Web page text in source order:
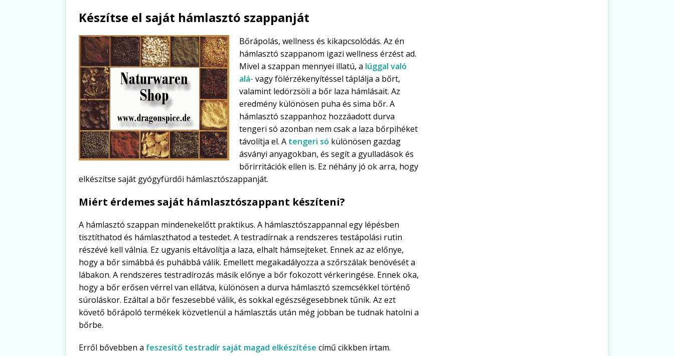
Készítse el saját hámlasztó szappanját
Bőrápolás, wellness és kikapcsolódás. Az én
hámlasztó szappanom igazi wellness érzést ad.
Mivel a szappan mennyei illatú, a lúggal való
alá- vagy fölérzékenyítéssel táplálja a bőrt,
valamint ledörzsöli a bőr laza hámlásait. Az
eredmény különösen puha és sima bőr. A
hámlasztó szappanhoz hozzáadott durva
tengeri só azonban nem csak a laza bőrpihéket
távolítja el. A tengeri só különösen gazdag
ásványi anyagokban, és segít a gyulladások és
bőrirritációk ellen is. Ez néhány jó ok arra, hogy
elkészítse saját gyógyfürdői hámlasztószappanját.
Miért érdemes saját hámlasztószappant készíteni?
A hámlasztó szappan mindenekelőtt praktikus. A hámlasztószappannal egy lépésben
tisztíthatod és hámlaszthatod a testedet. A testradírnak a rendszeres testápolási rutin
részévé kell válnia. Ez ugyanis eltávolítja a laza, elhalt hámsejteket. Ennek az az előnye,
hogy a bőr simábbá és puhábbá válik. Emellett megakadályozza a szőrszálak benövését a
lábakon. A rendszeres testradírozás másik előnye a bőr fokozott vérkeringése. Ennek oka,
hogy a bőr erősen vérrel van ellátva, különösen a durva hámlasztó szemcsékkel történő
súroláskor. Ezáltal a bőr feszesebbé válik, és sokkal egészségesebbnek tűnik. Az ezt
követő bőrápoló termékek közvetlenül a hámlasztás után még jobban be tudnak hatolni a
bőrbe.
Erről bővebben a feszesítő testradír saját magad elkészítése című cikkben írtam.